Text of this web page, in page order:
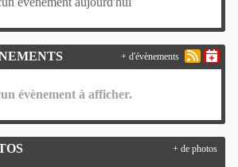
évènement à afficher.
+ d'évènements
+ de photos